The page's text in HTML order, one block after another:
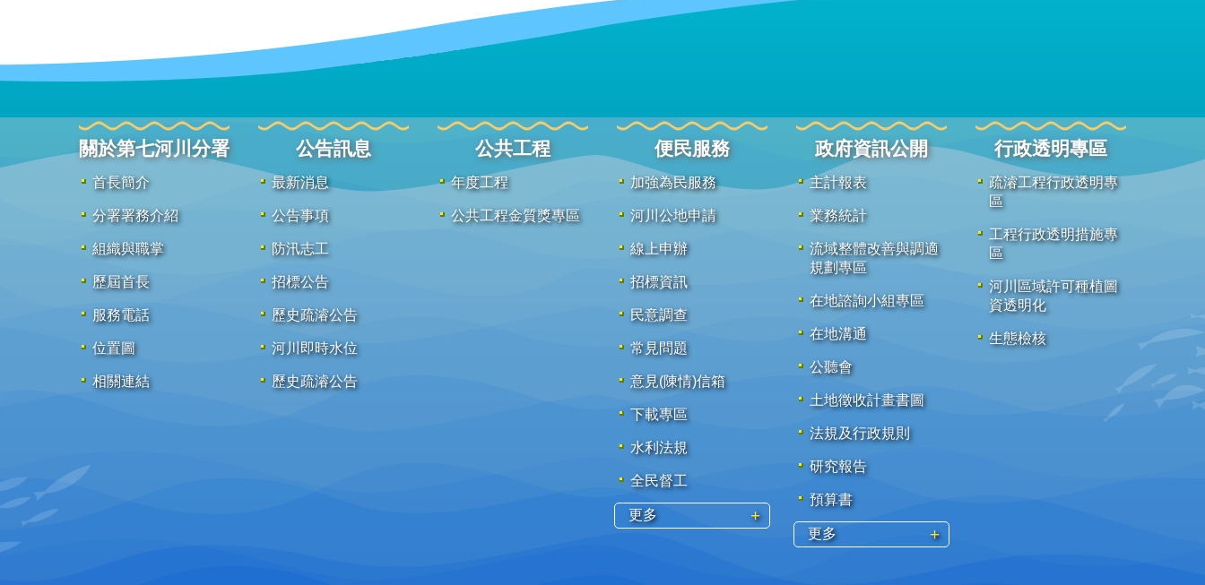
關於第七河川分署
首長簡介
分署署務介紹
組織與職掌
歷屆首長
服務電話
位置圖
相關連結
公告訊息
最新消息
公告事項
防汛志工
招標公告
歷史疏濬公告
河川即時水位
歷史疏濬公告
公共工程
年度工程
公共工程金質獎專區
便民服務
加強為民服務
河川公地申請
線上申辦
招標資訊
民意調查
常見問題
意見(陳情)信箱
下載專區
水利法規
全民督工
更多
政府資訊公開
主計報表
業務統計
流域整體改善與調適
規劃專區
在地諮詢小組專區
在地溝通
公聽會
土地徵收計畫書圖
法規及行政規則
研究報告
預算書
更多
行政透明專區
疏濬工程行政透明專
區
工程行政透明措施專
區
河川區域許可種植圖
資透明化
生態檢核